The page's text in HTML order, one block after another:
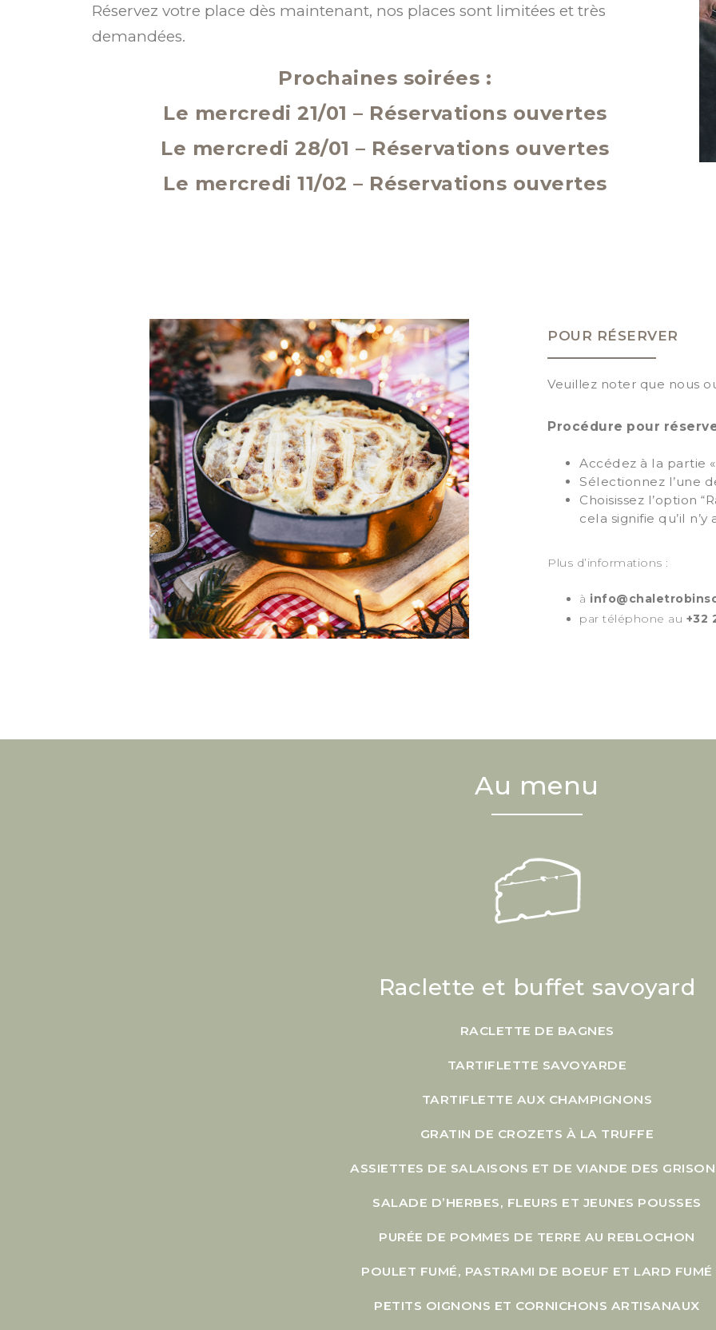
Réservez votre place dès maintenant, nos places sont limitées et très
demandées.
Prochaines soirées :
Le mercredi 21/01 – Réservations ouvertes
Le mercredi 28/01– Réservations ouvertes
Le mercredi 11/02– Réservations ouvertes
POUR RÉSERVER
Veuillez noter que nous
Procédure pour
Accédez à la partie
Sélectionnez l’une
Choisissez l’option
cela signifie qu’il
Plus d’informations :
à
par téléphone au +32
Au menu
Raclette et buffet savoyard
RACLETTE DE BAGNES
TARTIFLETTE SAVOYARDE
TARTIFLETTE AUX CHAMPIGNONS
GRATIN DE CROZETS À LA TRUFFE
ASSIETTES DE SALAISONS ET DE VIANDE DES
SALADE D’HERBES, FLEURS ET JEUNES POUSSES
PURÉE DE POMMES DE TERRE AU REBLOCHON
POULET FUMÉ, PASTRAMI DE BOEUF ET LARD FUMÉ
PETITS OIGNONS ET CORNICHONS ARTISANAUX